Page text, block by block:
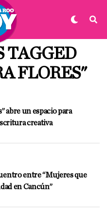
TAGGED
FLORES"
abre un espacio para
creativa
entre “Mujeres que
en Cancún”